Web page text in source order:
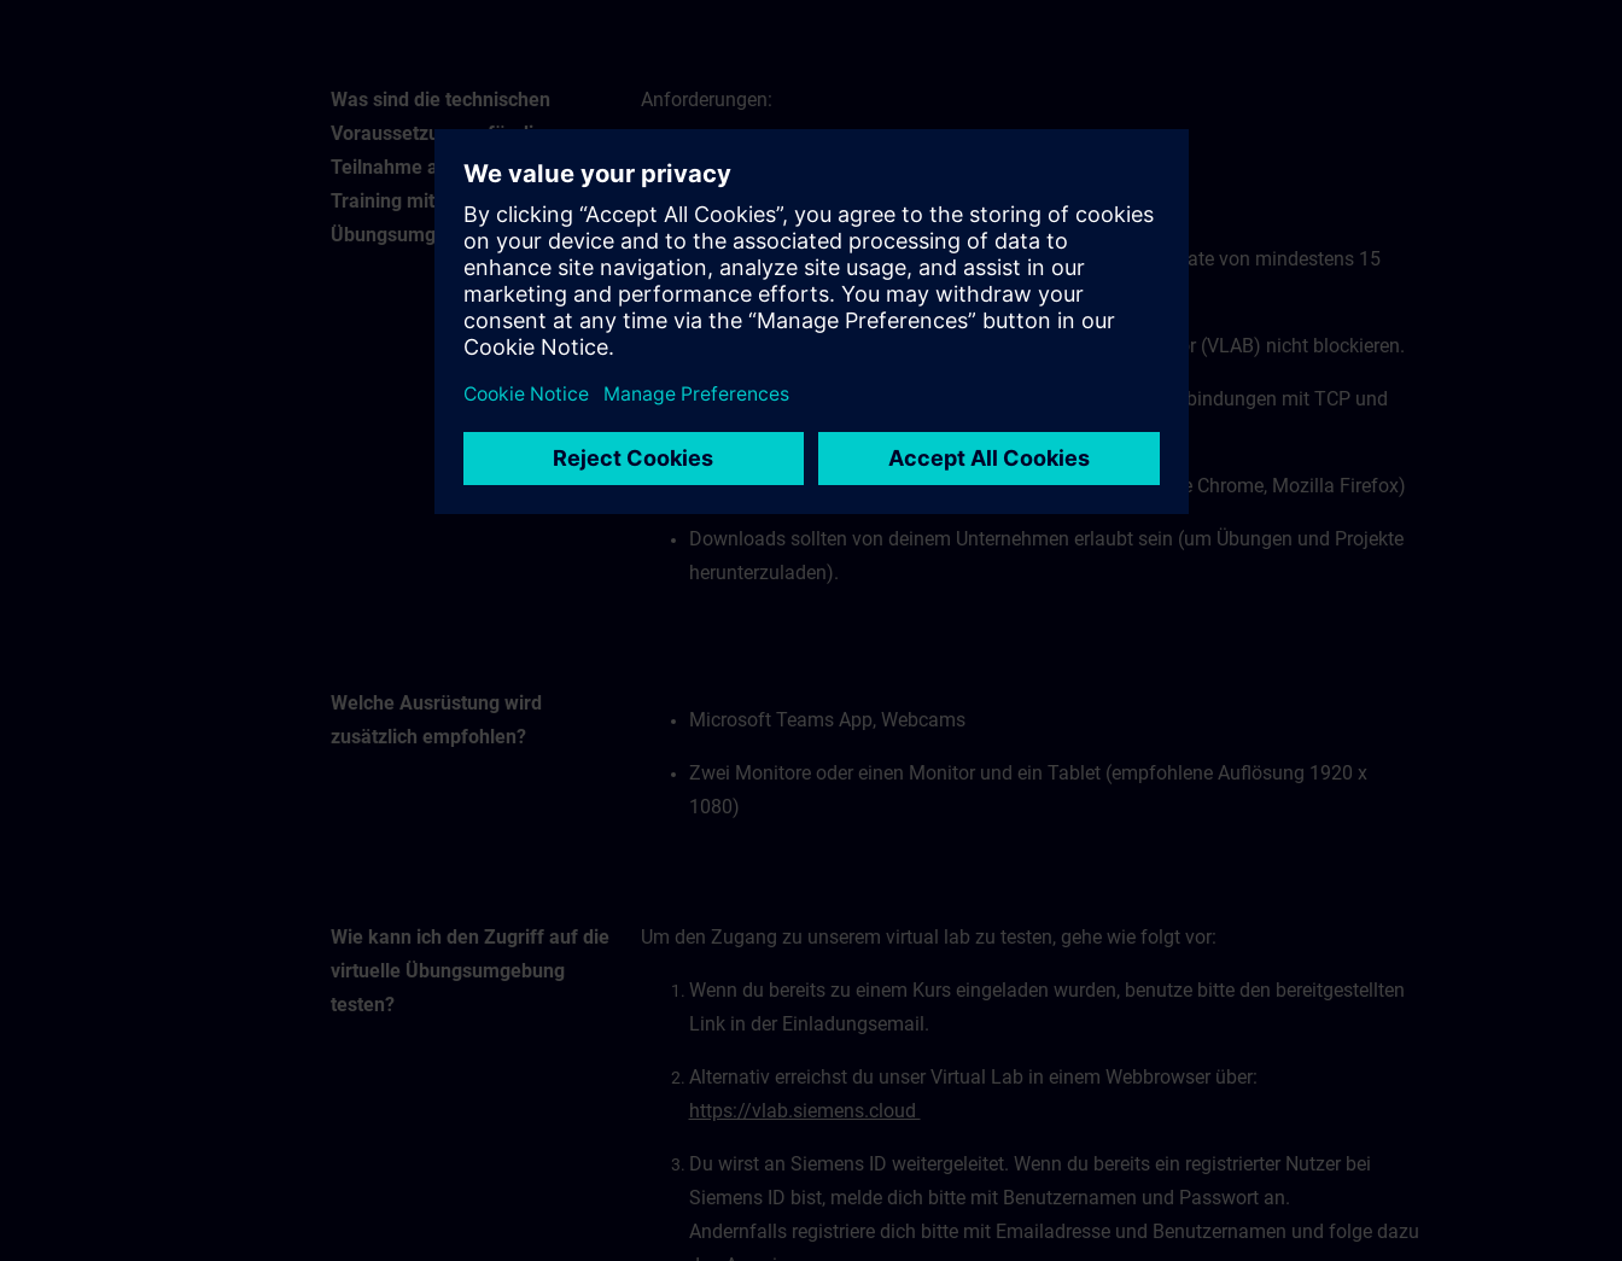
Was sind die technischen
Voraussetzungen für die
Teilnahme an einem Online-
Training mit virtueller
Übungsumgebung (VLAB)?
Anforderungen:
Internetverbindung:
Bei stabiler Internetverbindung ist eine Datenübertragungsrate von mindestens 15
Mbit/s erforderlich.
Deine Firewall darf den Zugang zu unserem virtuellen Labor (VLAB) nicht blockieren.
Deine Firewall darf den Zugriff auf Websockets (wss:// Verbindungen mit TCP und
HTTPS mit Port 443) nicht blockieren.
Webbrowser mit HTML5-Unterstützung (empfohlen: Google Chrome, Mozilla Firefox)
Downloads sollten von deinem Unternehmen erlaubt sein (um Übungen und Projekte
herunterzuladen).
Welche Ausrüstung wird
zusätzlich empfohlen?
Microsoft Teams App, Webcams
Zwei Monitore oder einen Monitor und ein Tablet (empfohlene Auflösung 1920 x
1080)
Wie kann ich den Zugriff auf die
virtuelle Übungsumgebung
testen?
Um den Zugang zu unserem virtual lab zu testen, gehe wie folgt vor:
Wenn du bereits zu einem Kurs eingeladen wurden, benutze bitte den bereitgestellten
Link in der Einladungsemail.
Alternativ erreichst du unser Virtual Lab in einem Webbrowser über:
https://vlab.siemens.cloud
Du wirst an Siemens ID weitergeleitet. Wenn du bereits ein registrierter Nutzer bei
Siemens ID bist, melde dich bitte mit Benutzernamen und Passwort an.
Andernfalls registriere dich bitte mit Emailadresse und Benutzernamen und folge dazu